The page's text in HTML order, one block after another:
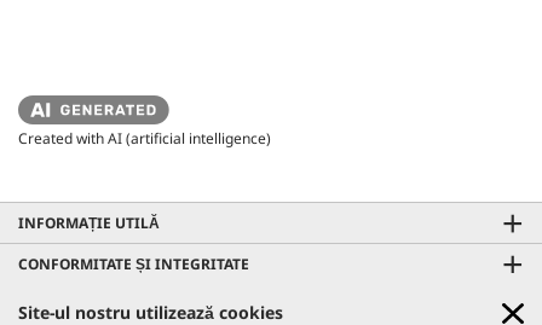
Site-ul nostru utilizează cookies
Created with AI (artificial intelligence)
INFORMAȚIE UTILĂ
CONFORMITATE ȘI INTEGRITATE
CONTACTE